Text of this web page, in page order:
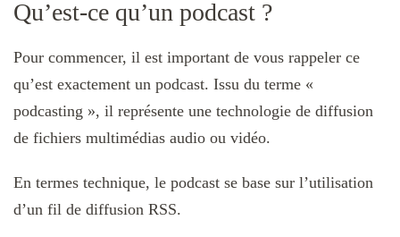
Qu’est-ce qu’un podcast ?
Pour commencer, il est important de vous rappeler ce
qu’est exactement un podcast. Issu du terme «
podcasting », il représente une technologie de diffusion
de fichiers multimédias audio ou vidéo.
En termes technique, le podcast se base sur l’utilisation
d’un fil de diffusion RSS.